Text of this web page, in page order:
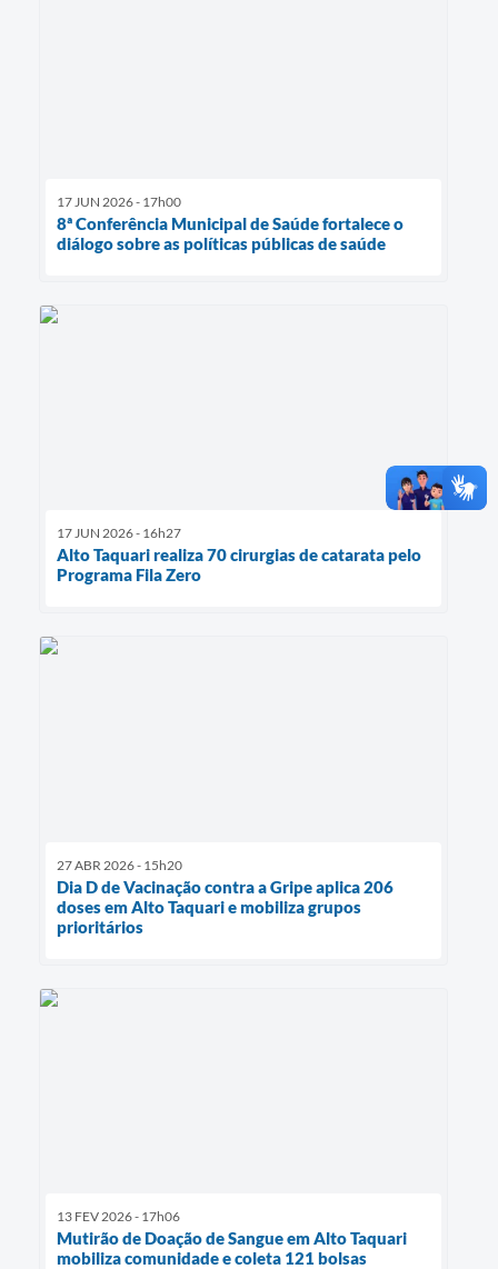
17 JUN 2026 - 17h00
8ª Conferência Municipal de Saúde fortalece o
diálogo sobre as políticas públicas de saúde
17 JUN 2026 - 16h27
Alto Taquari realiza 70 cirurgias de catarata pelo
Programa Fila Zero
27 ABR 2026 - 15h20
Dia D de Vacinação contra a Gripe aplica 206
doses em Alto Taquari e mobiliza grupos
prioritários
13 FEV 2026 - 17h06
Mutirão de Doação de Sangue em Alto Taquari
mobiliza comunidade e coleta 121 bolsas